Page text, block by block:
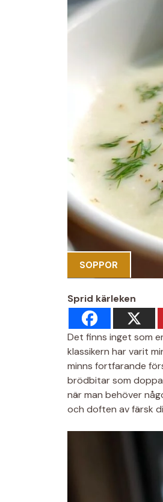
SOPPOR
Sprid kärleken
Det finns inget som
klassikern har varit
minns fortfarande
brödbitar som
när man behöver
och doften av färsk